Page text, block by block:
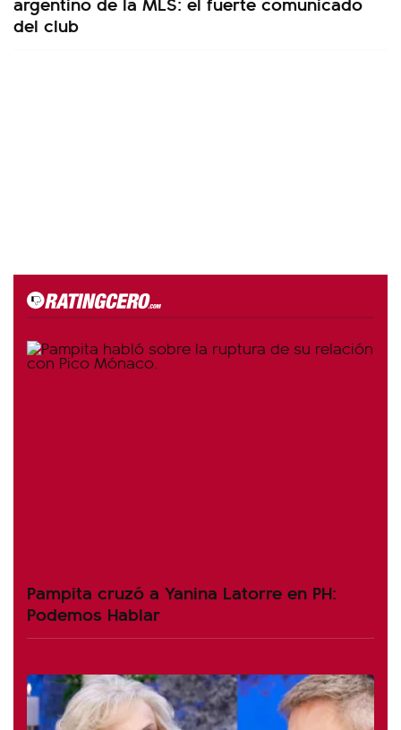
del club
Pampita cruzó a Yanina Latorre en PH:
Podemos Hablar